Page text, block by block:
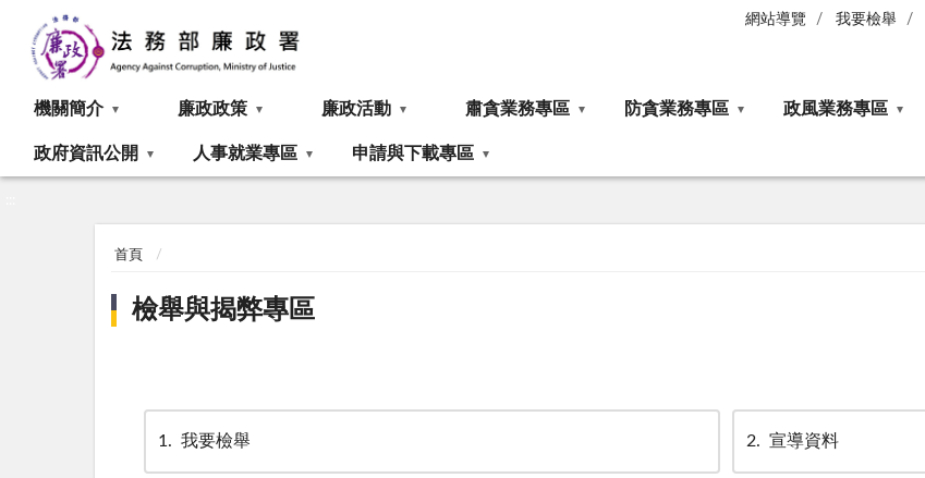
網站導覽 我要檢舉
機關簡介 廉政政策 廉政活動 肅貪業務專區 防貪業務專區 政風業務專區
政府資訊公開 人事就業專區 申請與下載專區
首頁
檢舉與揭弊專區
1 我要檢舉 2 宣導資料